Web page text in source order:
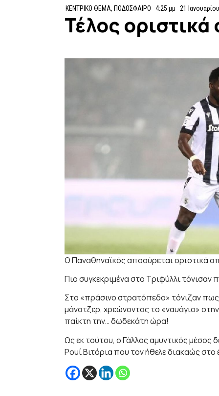
ΚΕΝΤΡΙΚΟ ΘΕΜΑ, ΠΟΔΟΣΦΑΙΡΟ 4:25 μμ 21
Τέλος οριστικά
Ο Παναθηναϊκός αποσύρεται οριστικά
Πιο συγκεκριμένα στο Τριφύλλι τόνισαν
Στο «πράσινο στρατόπεδο» τόνιζαν πως
μάνατζερ, χρεώνοντας το «ναυάγιο»
παίκτη την… δωδεκάτη ώρα!
Ως εκ τούτου, ο Γάλλος αμυντικός μέσος
Ρουί Βιτόρια που τον ήθελε διακαώς